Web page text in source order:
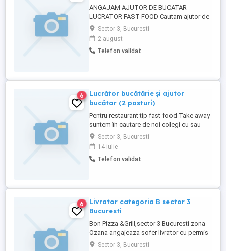
ANGAJAM AJUTOR DE BUCATAR
LUCRATOR FAST FOOD Cautam ajutor de
bucatar personal bucatarie pentru o
locatie de tip fast food, zona metrou
Nicolae Grigorescu,sector
3,Bucuresti,experienta nu este necesara.
bucatarie; * ...
Sector 3, Bucuresti
2 august
Telefon validat
6
Lucrător bucătărie și ajutor
bucătar (2 posturi)
Pentru restaurant tip fast-food Take away
suntem în cautare de noi colegi cu sau
fără experiență pentru posturile de
Lucrător Bucătărie și Ajutor Bucătar pentru
locațiile din București. Pentru informatii ne
puteti contacta telefonic la sau direct în
Sector 3, Bucuresti
14 iulie
Telefon validat
6
Livrator categoria B sector 3
Bucuresti
Bon Pizza &Grill,sector 3 Bucuresti zona
Ozana angajeaza sofer livrator cu permis
categoria B
Sector 3, Bucuresti